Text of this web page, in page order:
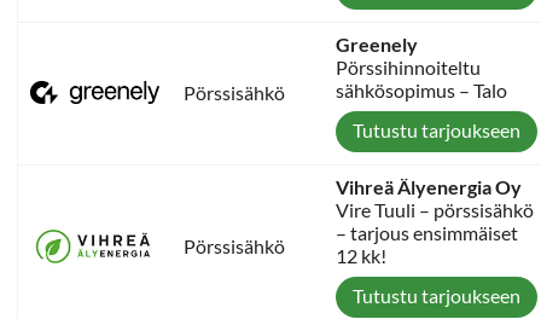
Pörssisähkö
Greenely
Pörssihinnoiteltu
sähkösopimus – Talo
Tutustu tarjoukseen
Pörssisähkö
Vihreä Älyenergia Oy
Vire Tuuli – pörssisähkö
– tarjous ensimmäiset
12 kk!
Tutustu tarjoukseen